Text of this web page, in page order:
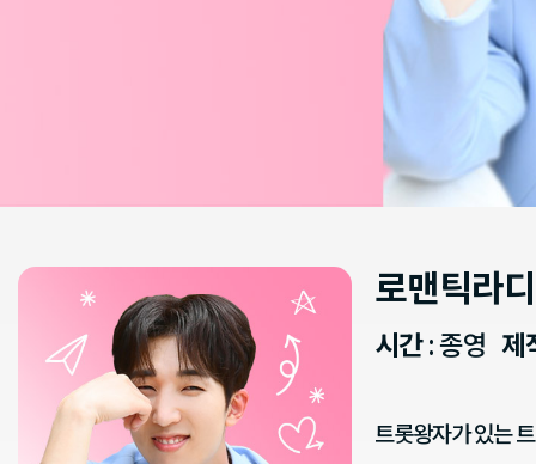
로맨틱라
시간: 종영 제
트롯왕자가 있는